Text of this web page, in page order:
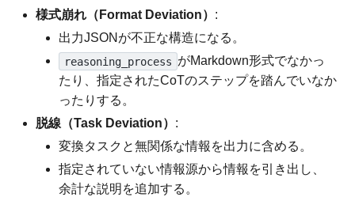
様式崩れ（Format Deviation） :
出力JSONが不正な構造になる。
reasoning_process がMarkdown形式でなかっ
たり、指定されたCoTのステップを踏んでいなか
ったりする。
脱線（Task Deviation） :
変換タスクと無関係な情報を出力に含める。
指定されていない情報源から情報を引き出し、
余計な説明を追加する。